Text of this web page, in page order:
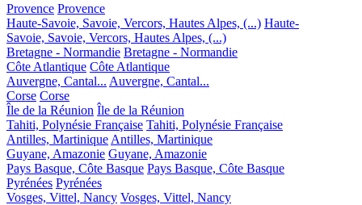
Provence Provence
Haute-Savoie, Savoie, Vercors, Hautes Alpes, (...) Haute-
Savoie, Savoie, Vercors, Hautes Alpes, (...)
Bretagne - Normandie Bretagne - Normandie
Côte Atlantique Côte Atlantique
Auvergne, Cantal... Auvergne, Cantal...
Corse Corse
Île de la Réunion Île de la Réunion
Tahiti, Polynésie Française Tahiti, Polynésie Française
Antilles, Martinique Antilles, Martinique
Guyane, Amazonie Guyane, Amazonie
Pays Basque, Côte Basque Pays Basque, Côte Basque
Pyrénées Pyrénées
Vosges, Vittel, Nancy Vosges, Vittel, Nancy